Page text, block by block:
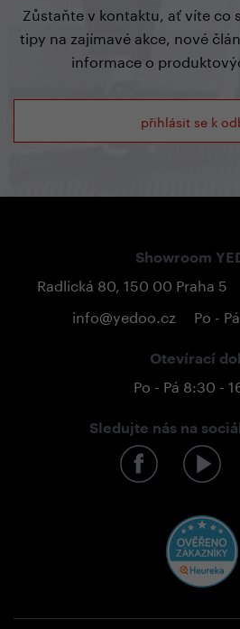
Zůstaňte v kontaktu, ať víte co
tipy na zajímavé akce, nové
informace o
přihlásit se k
Showroom
Radlická 80, 150 00 Praha 5
info@yedoo.cz
Po -
Otevírací
Po - Pá 8:30 -
Sledujte nás na